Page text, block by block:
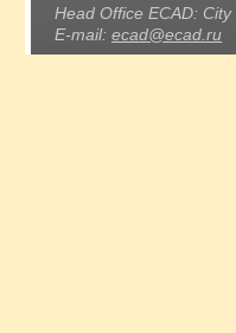
Head Office ECAD:
E-mail: ecad@ecad.ru